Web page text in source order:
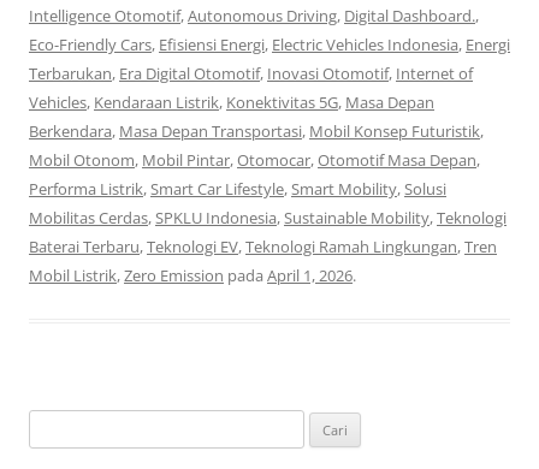
Intelligence Otomotif,Autonomous Driving, Digital Dashboard.,
Eco-Friendly Cars, Efisiensi Energi, Electric Vehicles Indonesia, Energi
Terbarukan, Era Digital Otomotif, Inovasi Otomotif, Internet of
Vehicles, Kendaraan Listrik, Konektivitas 5G, Masa Depan
Berkendara, Masa Depan Transportasi, Mobil Konsep Futuristik,
Mobil Otonom, Mobil Pintar,Otomocar,Otomotif Masa Depan,
Performa Listrik,Smart Car Lifestyle,Smart Mobility,Solusi
Mobilitas Cerdas,SPKLU Indonesia,Sustainable Mobility,Teknologi
Baterai Terbaru,Teknologi EV,Teknologi Ramah Lingkungan,Tren
Mobil Listrik,Zero Emission pada April 1, 2026.
untuk: